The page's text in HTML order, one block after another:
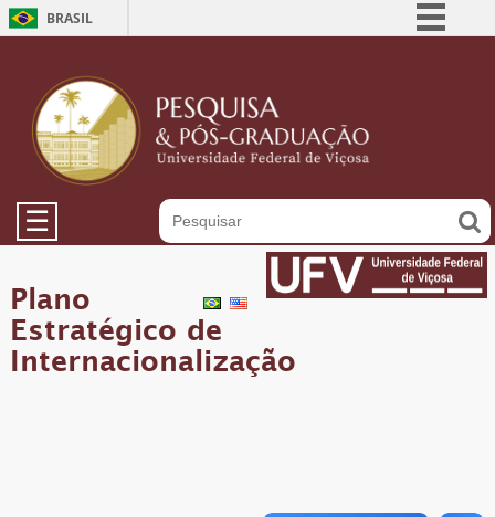
BRASIL
Participe
Acesso à informação
Legislação
☰
Plano
Estratégico de
Internacionalização